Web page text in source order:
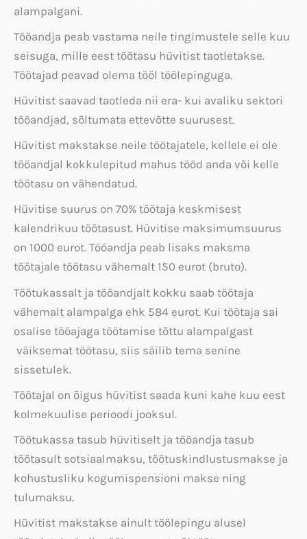
alampalgani.
Tööandja peab vastama neile tingimustele selle kuu
seisuga, mille eest töötasu hüvitist taotletakse.
Töötajad peavad olema tööl töölepinguga.
Hüvitist saavad taotleda nii era- kui avaliku sektori
tööandjad, sõltumata ettevõtte suurusest.
Hüvitist makstakse neile töötajatele, kellele ei ole
tööandjal kokkulepitud mahus tööd anda või kelle
töötasu on vähendatud.
Hüvitise suurus on 70% töötaja keskmisest
kalendrikuu töötasust. Hüvitise maksimumsuurus
on 1000 eurot. Tööandja peab lisaks maksma
töötajale töötasu vähemalt 150 eurot (bruto).
Töötukassalt ja tööandjalt kokku saab töötaja
vähemalt alampalga ehk 584 eurot. Kui töötaja sai
osalise tööajaga töötamise tõttu alampalgast
väiksemat töötasu, siis säilib tema senine
sissetulek.
Töötajal on õigus hüvitist saada kuni kahe kuu eest
kolmekuulise perioodi jooksul.
Töötukassa tasub hüvitiselt ja tööandja tasub
töötasult sotsiaalmaksu, töötuskindlustusmakse ja
kohustusliku kogumispensioni makse ning
tulumaksu.
Hüvitist makstakse ainult töölepingu alusel